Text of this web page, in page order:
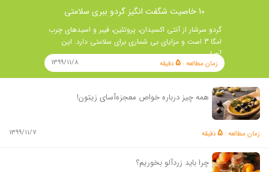
10 خاصیت شگفت انگیز گردو ببری سلامتی
گردو سرشار از آنتی اکسیدان، پروتئین، فیبر و اسیدهای چرب
امگا 3 است و مزایای بی شماری برای سلامتی دارد. این
آجیل …
زمان مطالعه : 5دقیقه 1399/11/8
همه چیز درباره خواص معجزه‌آسای زیتون!
زمان مطالعه : 5دقیقه 1399/11/7
چرا باید زردآلو بخوریم؟